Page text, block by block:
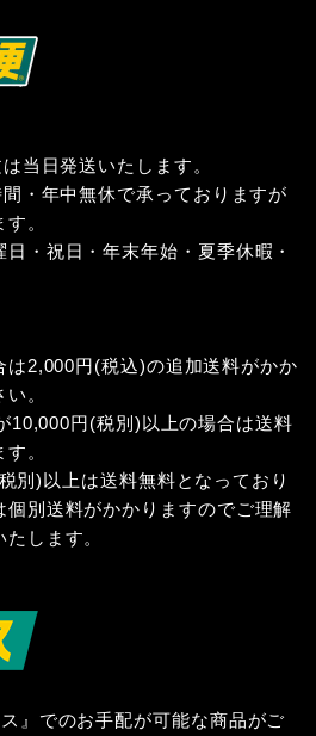
当日発送いたします。
・年中無休で承っておりますが
。
・祝日・年末年始・夏季休暇・
2,000円(税込)の追加送料がかか
。
10,000円(税別)以上の場合は送料
。
別)以上は送料無料となっており
個別送料がかかりますのでご理解
します。
』でのお手配が可能な商品がご